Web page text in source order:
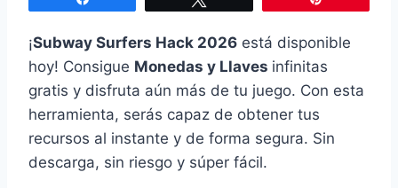
¡Subway Surfers Hack 2026 está disponible
hoy! Consigue Monedas y Llaves infinitas
gratis y disfruta aún más de tu juego. Con esta
herramienta, serás capaz de obtener tus
recursos al instante y de forma segura. Sin
descarga, sin riesgo y súper fácil.